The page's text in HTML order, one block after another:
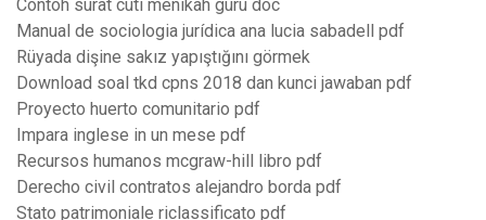
Contoh surat cuti menikah guru doc
Manual de sociologia jurídica ana lucia sabadell pdf
Rüyada dişine sakız yapıştığını görmek
Download soal tkd cpns 2018 dan kunci jawaban pdf
Proyecto huerto comunitario pdf
Impara inglese in un mese pdf
Recursos humanos mcgraw-hill libro pdf
Derecho civil contratos alejandro borda pdf
Stato patrimoniale riclassificato pdf